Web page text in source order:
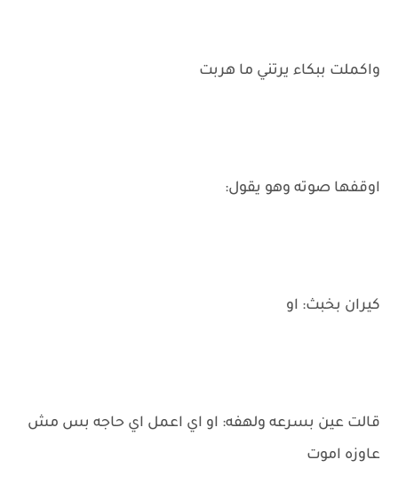
‌واكملت ببكاء يرتني ما هربت
‌اوقفها صوته وهو يقول:
‌كيران بخبث: او
‌قالت عين بسرعه ولهفه: او اي اعمل اي حاجه بس مش
عاوزه اموت